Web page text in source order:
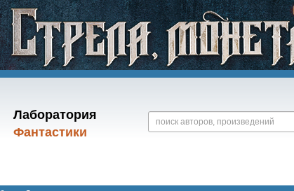
Лаборатория
Фантастики